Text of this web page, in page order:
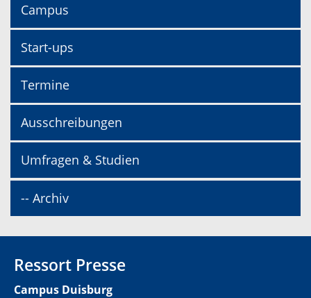
Campus
Start-ups
Termine
Ausschreibungen
Umfragen & Studien
-- Archiv
Ressort Presse
Campus Duisburg